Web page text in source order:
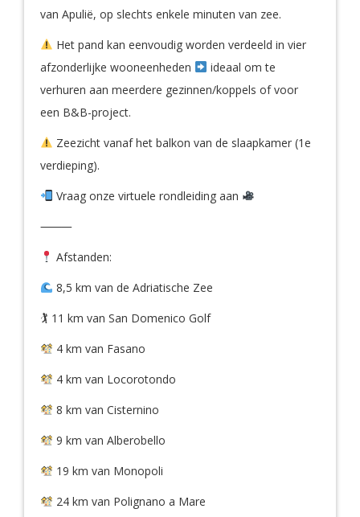
van Apulië, op slechts enkele minuten van zee.
Het pand kan eenvoudig worden verdeeld in vier
afzonderlijke wooneenheden
ideaal om te
verhuren aan meerdere gezinnen/koppels of voor
een B&B-project.
Zeezicht vanaf het balkon van de slaapkamer (1e
verdieping).
Vraag onze virtuele rondleiding aan
⸻
Afstanden:
8,5 km van de Adriatische Zee
🏌️ 11 km van San Domenico Golf
4 km van Fasano
4 km van Locorotondo
8 km van Cisternino
9 km van Alberobello
19 km van Monopoli
24 km van Polignano a Mare